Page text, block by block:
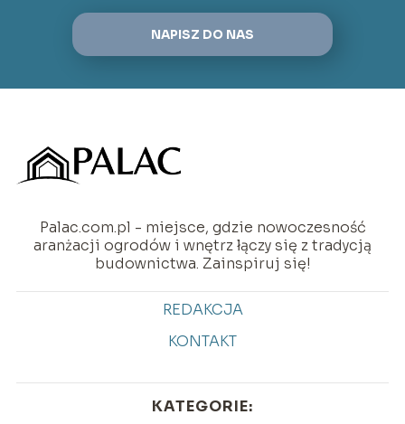
NAPISZ DO NAS
Palac.com.pl - miejsce, gdzie nowoczesność
aranżacji ogrodów i wnętrz łączy się z tradycją
budownictwa. Zainspiruj się!
REDAKCJA
KONTAKT
KATEGORIE: